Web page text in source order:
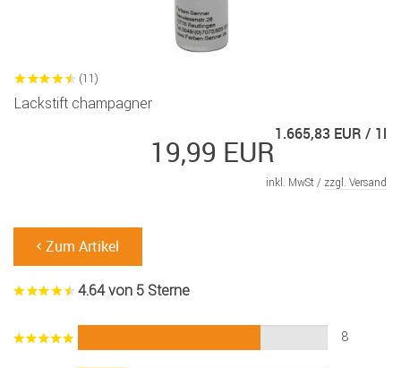
(11)
Lackstift champagner
19,99 EUR1.665,83 EUR / 1l
inkl. MwSt / zzgl. Versand
Zum Artikel
4.64 von 5 Sterne
8